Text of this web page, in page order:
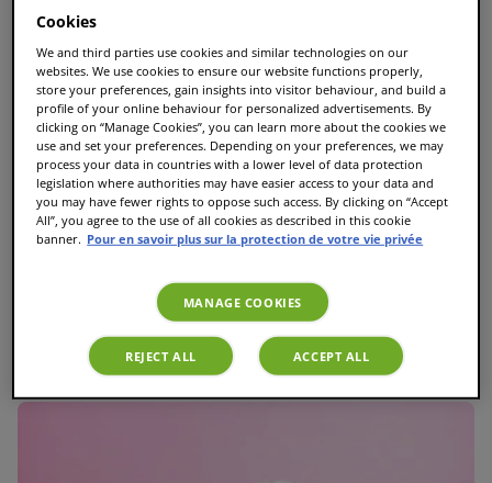
Le guide ultime des T Discs TASSIMO : Toutes les
variétés et les meilleures dosettes TASSIMO
Cookies
We and third parties use cookies and similar technologies on our
websites. We use cookies to ensure our website functions properly,
store your preferences, gain insights into visitor behaviour, and build a
profile of your online behaviour for personalized advertisements. By
clicking on “Manage Cookies”, you can learn more about the cookies we
use and set your preferences. Depending on your preferences, we may
process your data in countries with a lower level of data protection
legislation where authorities may have easier access to your data and
you may have fewer rights to oppose such access. By clicking on “Accept
All”, you agree to the use of all cookies as described in this cookie
banner. Pour en savoir plus sur la protection de votre vie privée
MANAGE COOKIES
REJECT ALL ACCEPT ALL